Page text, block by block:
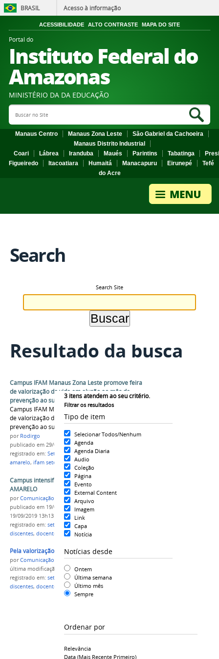
BRASIL Acesso à informação
ACESSIBILIDADE ALTO CONTRASTE MAPA DO SITE
Portal do
Instituto Federal do
Amazonas
MINISTÉRIO DA DA EDUCAÇÃO
Search Site
Manaus Centro Manaus Zona Leste
São Gabriel da Cachoeira
Manaus Distrito Industrial
Coari
Lábrea Iranduba Maués Parintins Tabatinga
Figueiredo
Itacoatiara Humaitá Manacapuru Eirunepé
Tefé
do Acre
Search
Search Site
Resultado da busca
3 itens atendem ao seu critério.
Filtrar os resultados
Tipo de item
Selecionar Todos/Nenhum
Agenda
Agenda Diaria
Audio
Coleção
Página
Evento
External Content
Arquivo
Imagem
Link
Capa
Notícia
Notícias desde
Ontem
Última semana
Último mês
Sempre
Ordenar por
Relevância
Data (mais Recente Primeiro)
Campus IFAM Manaus Zona Leste promove feira
de valorização da vida em alusão ao mês de
prevenção ao suicídio.
Campus IFAM Manaus Zona Leste promove feira
de valorização da vida em alusão ao mês de
prevenção ao suicídio.
por Rodirgo
publicado em 29/09/2018
registrado em: Setembro Amarelo ,setembro
amarelo, ifam setembro amarelo
Campus intensifica ações do SETEMBRO
AMARELO
porComunicação CPR
publicado em 19/09/2019 — última modificação
19/09/2019 13h13
registrado em: setembro amarelo
discentes, docentes caminhada
Pela valorização da vida
porComunicação CPR
última modificação
em 19/09/2019 13h13
registrado em: setembro amarelo,campus parintins
discentes, docentes caminhada